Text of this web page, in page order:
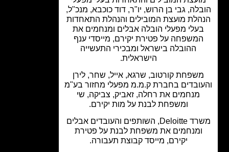
גבי בן הרוש, יו"ר, דוד כוכבא, מנכ"ל,
מועצת המובילים והנהלת התאחדות
מפעלי הובלה אבלים ומנחמים את
על פטירת יקירם, מייסדי ענף
ההובלה בישראל ומבכירי התעשייה
הישראלית.
קורטוב, שרגא, אייל, שחר, לירן
בחברת ק.מ.מ מפעלי מחזור בע"מ
מנחמים את רחלה, זאביק, צביקה, שי
ומשפחת לבנת על מות יקירם.
משרד Deloitte, השותפים והעובדים אבלים
ומנחמים את משפחת לבנת על פטירת
יקירם, מייסד קבוצת תעבורה.